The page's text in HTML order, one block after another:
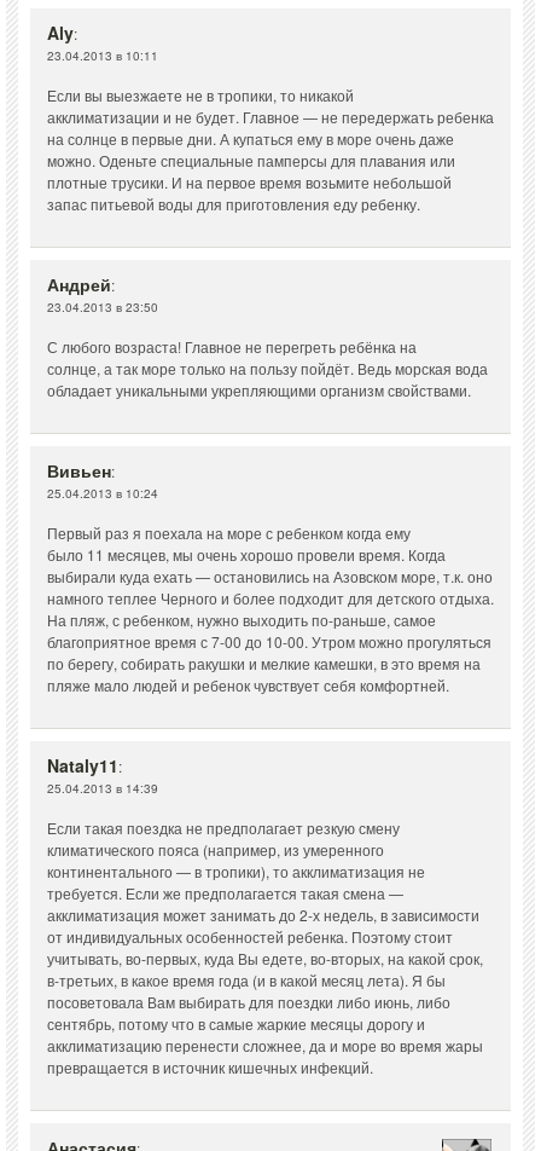
Aly:
23.04.2013 в 10:11
Если вы выезжаете не в тропики, то никакой
акклиматизации и не будет. Главное — не передержать ребенка
на солнце в первые дни. А купаться ему в море очень даже
можно. Оденьте специальные памперсы для плавания или
плотные трусики. И на первое время возьмите небольшой
запас питьевой воды для приготовления еду ребенку.
Андрей:
23.04.2013 в 23:50
С любого возраста! Главное не перегреть ребёнка на
солнце, а так море только на пользу пойдёт. Ведь морская вода
обладает уникальными укрепляющими организм свойствами.
Вивьен:
25.04.2013 в 10:24
Первый раз я поехала на море с ребенком когда ему
было 11 месяцев, мы очень хорошо провели время. Когда
выбирали куда ехать — остановились на Азовском море, т.к. оно
намного теплее Черного и более подходит для детского отдыха.
На пляж, с ребенком, нужно выходить по-раньше, самое
благоприятное время с 7-00 до 10-00. Утром можно прогуляться
по берегу, собирать ракушки и мелкие камешки, в это время на
пляже мало людей и ребенок чувствует себя комфортней.
Nataly11:
25.04.2013 в 14:39
Если такая поездка не предполагает резкую смену
климатического пояса (например, из умеренного
континентального — в тропики), то акклиматизация не
требуется. Если же предполагается такая смена —
акклиматизация может занимать до 2-х недель, в зависимости
от индивидуальных особенностей ребенка. Поэтому стоит
учитывать, во-первых, куда Вы едете, во-вторых, на какой срок,
в-третьих, в какое время года (и в какой месяц лета). Я бы
посоветовала Вам выбирать для поездки либо июнь, либо
сентябрь, потому что в самые жаркие месяцы дорогу и
акклиматизацию перенести сложнее, да и море во время жары
превращается в источник кишечных инфекций.